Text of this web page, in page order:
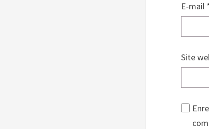
E-mail
Site